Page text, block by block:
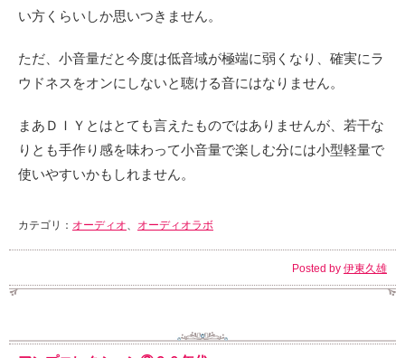
い方くらいしか思いつきません。
ただ、小音量だと今度は低音域が極端に弱くなり、確実にラ
ウドネスをオンにしないと聴ける音にはなりません。
まあＤＩＹとはとても言えたものではありませんが、若干な
りとも手作り感を味わって小音量で楽しむ分には小型軽量で
使いやすいかもしれません。
カテゴリ： オーディオ、 オーディオラボ
Posted by 伊東久雄